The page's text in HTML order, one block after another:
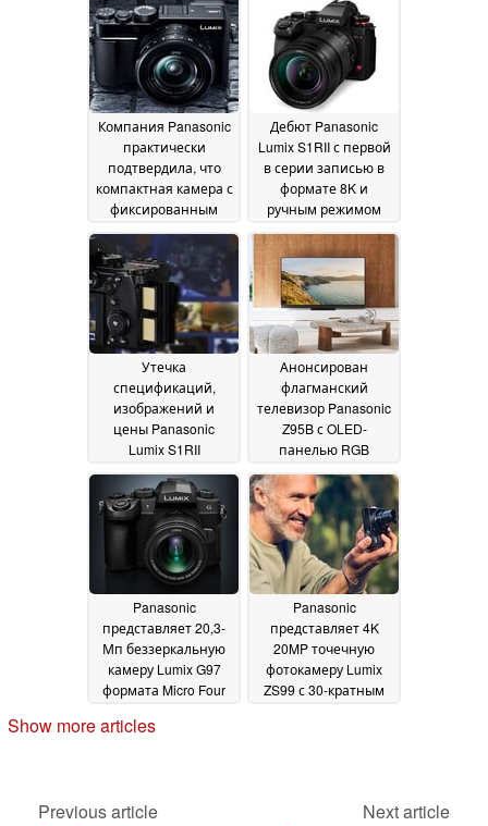
расширенными
возможностями
видеосъемки14 May
2025
Компания Panasonic
практически
подтвердила, что
компактная камера с
фиксированным
объективом бросит
вызов Canon
PowerShot V1, так как
Lumix LX100 III уже не
за горами
05 March 2025
Дебют Panasonic
Lumix S1RII с первой
в серии записью в
формате 8K и
ручным режимом
High-Res с
разрешением ~177
МП26 February 2025
Утечка
спецификаций,
изображений и
цены Panasonic
Lumix S1RII
указывает на
потенциального
конкурента22 February
2025
Анонсирован
флагманский
телевизор Panasonic
Z95B с OLED-
панелью RGB
Tandem, режимом
Game Mode Extreme и
встроенным
саундбаром08 January
2025
Panasonic
представляет 20,3-
Мп беззеркальную
камеру Lumix G97
формата Micro Four
неограниченным
Panasonic
представляет 4K
20MP точечную
фотокамеру Lumix
ZS99 с 30-кратным
Show more articles
Previous article
Next article